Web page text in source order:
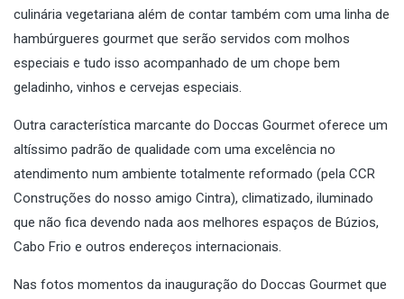
culinária vegetariana além de contar também com uma linha de
hambúrgueres gourmet que serão servidos com molhos
especiais e tudo isso acompanhado de um chope bem
geladinho, vinhos e cervejas especiais.
Outra característica marcante do Doccas Gourmet oferece um
altíssimo padrão de qualidade com uma excelência no
atendimento num ambiente totalmente reformado (pela CCR
Construções do nosso amigo Cintra), climatizado, iluminado
que não fica devendo nada aos melhores espaços de Búzios,
Cabo Frio e outros endereços internacionais.
Nas fotos momentos da inauguração do Doccas Gourmet que